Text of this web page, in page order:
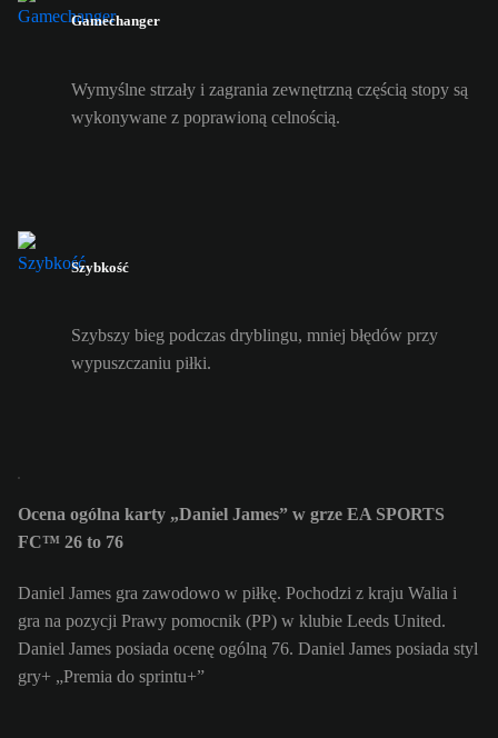
Gamechanger
Wymyślne strzały i zagrania zewnętrzną częścią stopy są
wykonywane z poprawioną celnością.
Szybkość
Szybszy bieg podczas dryblingu, mniej błędów przy
wypuszczaniu piłki.
Ocena ogólna karty „Daniel James” w grze EA SPORTS
FC™ 26 to 76
Daniel James gra zawodowo w piłkę. Pochodzi z kraju Walia i
gra na pozycji Prawy pomocnik (PP) w klubie Leeds United.
Daniel James posiada ocenę ogólną 76. Daniel James posiada styl
gry+ „Premia do sprintu+”